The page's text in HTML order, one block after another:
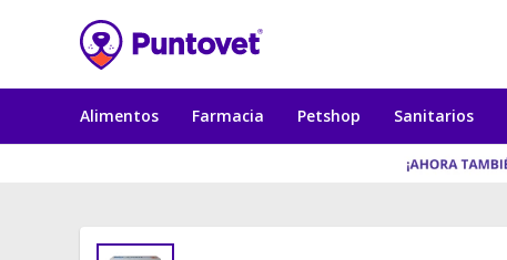
Alimentos Farmacia Petshop Sanitarios